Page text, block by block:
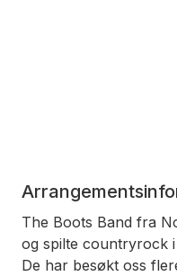
The Boots Band fra
og spilte countryrock
De har besøkt oss